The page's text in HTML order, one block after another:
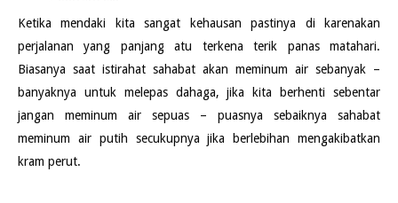
Ketika mendaki kita sangat kehausan pastinya di karenakan
perjalanan yang panjang atu terkena terik panas matahari.
Biasanya saat istirahat sahabat akan meminum air sebanyak –
banyaknya untuk melepas dahaga, jika kita berhenti sebentar
jangan meminum air sepuas – puasnya sebaiknya sahabat
meminum air putih secukupnya jika berlebihan mengakibatkan
kram perut.